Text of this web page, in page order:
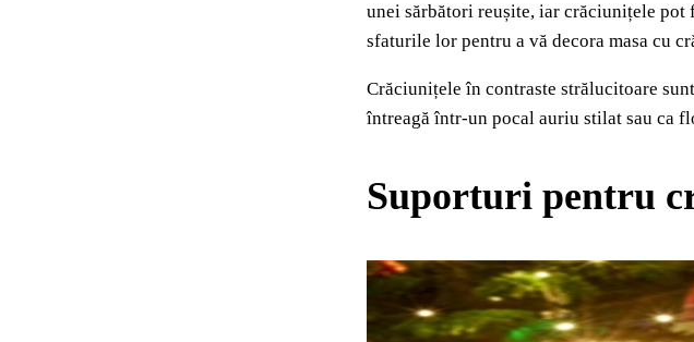
unei sărbători reușite, iar crăciunițele pot
sfaturile lor pentru a vă decora masa cu
Crăciunițele în contraste strălucitoare
întreagă într-un pocal auriu stilat sau ca
Suporturi pentru